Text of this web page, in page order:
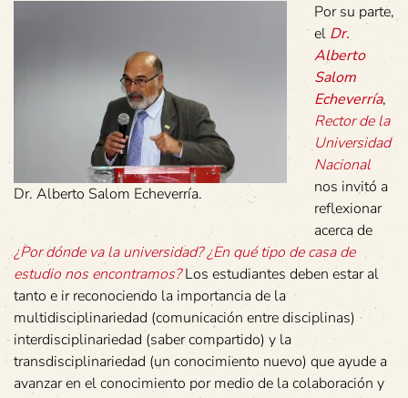
Dr. Alberto Salom Echeverría.
Por su parte,
el Dr.
Alberto
Salom
Echeverría,
Rector de la
Universidad
Nacional
nos invitó a
reflexionar
acerca de
¿Por dónde va la universidad? ¿En qué tipo de casa de
estudio nos encontramos?Los estudiantes deben estar al
tanto e ir reconociendo la importancia de la
multidisciplinariedad (comunicación entre disciplinas)
interdisciplinariedad (saber compartido) y la
transdisciplinariedad (un conocimiento nuevo) que ayude a
avanzar en el conocimiento por medio de la colaboración y